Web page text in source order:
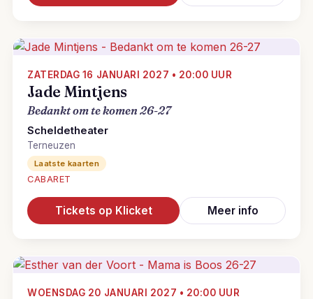
ZATERDAG 16 JANUARI 2027 • 20:00 UUR
Jade Mintjens
Bedankt om te komen 26-27
Scheldetheater
Terneuzen
Laatste kaarten
CABARET
Tickets op Klicket Meer info
WOENSDAG 20 JANUARI 2027 • 20:00 UUR